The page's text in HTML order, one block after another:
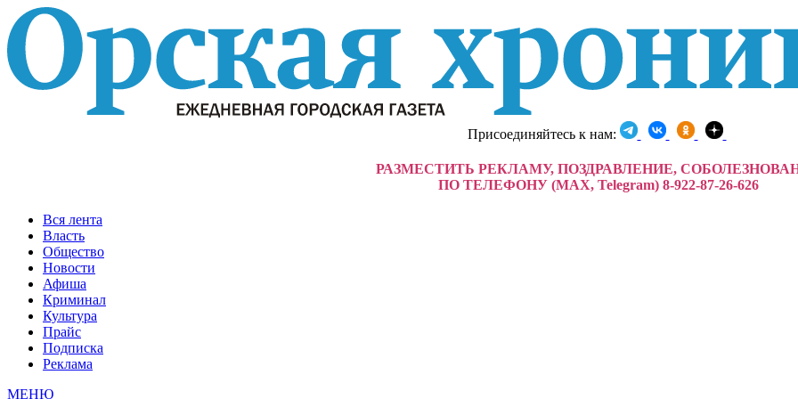
Присоединяйтесь к нам:
РАЗМЕСТИТЬ РЕКЛАМУ, ПОЗДРАВЛЕНИЕ,
ПО ТЕЛЕФОНУ (MAX, Telegram) 8-922-87-26-626
Вся лента
Власть
Общество
Новости
Афиша
Криминал
Культура
Прайс
Подписка
Реклама
МЕНЮ